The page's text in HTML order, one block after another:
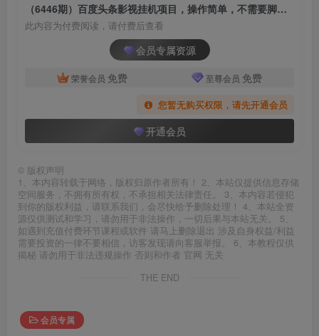
（6446期）百度头条影视挂机项目，操作简单，不需要脚本，单机一小时收益4-6元
此内容为付费阅读，请付费后查看
会员专属资源
荣誉会员 免费 至尊会员 免费
您暂无购买权限，请先开通会员
开通会员
© 版权声明
1、本内容转载于网络，版权归原作者所有！ 2、本站仅提供信息存储
空间服务，不拥有所有权，不承担相关法律责任。 3、本内容若侵犯
到你的版权利益，请联系我们，会尽快给予删除处理！ 4、本站全资
源仅供测试和学习，请勿用于非法操作，一切后果与本站无关。 5、
如遇到充值付费环节课程或软件 请马上删除退出 涉及自身权益/利益
需要投资的一律不要相信，访客发现请向客服举报。 6、本教程仅供
揭秘 请勿用于非法违规操作 否则和作者 官网 无关
THE END
会员专属